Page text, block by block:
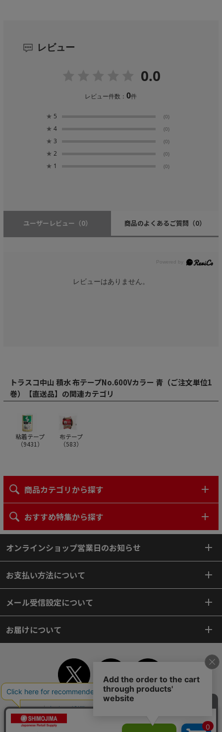
レビュー
0.0
レビュー件数：0件
★ 5 (0)
★ 4 (0)
★ 3 (0)
★ 2 (0)
★ 1 (0)
ユーザーレビュー （0） 商品のよくあるご質問 （0）
レビューはありません。
トラスコ中山 積水 布テープNo.600Vカラー 青（ご注文単位1
巻）【直送品】の関連カテゴリ
粘着テープ
（9431）
布テープ
（583）
商品カテゴリから探す
おすすめ特集から探す
オンラインショップ営業日のお知らせ
お支払い方法について
メール受信設定について
お届けについて
TOP 初めてご利用のお客様へ
個人情報保護方針
よくあるご質問
お問い合わせ ピンポイントサーチ